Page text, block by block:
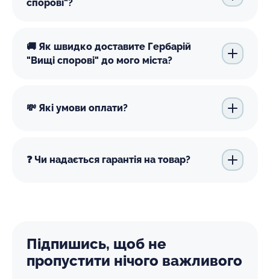
спорові"?
🚚 Як швидко доставите Гербарій
"Вищі спорові" до мого міста?
💸 Які умови оплати?
❓ Чи надається гарантія на товар?
Підпишись, щоб не
пропустити нічого важливого